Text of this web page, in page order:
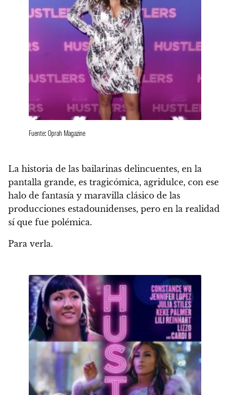
Fuente: Oprah Magazine
La historia de las bailarinas delincuentes, en la
pantalla grande, es tragicómica, agridulce, con ese
halo de fantasía y maravilla clásico de las
producciones estadounidenses, pero en la realidad
sí que fue polémica.
Para verla.